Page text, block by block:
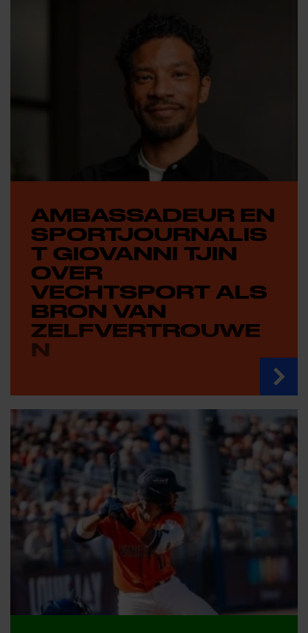
AMBASSADEUR EN
SPORTJOURNALIS
T GIOVANNI TJIN
OVER
VECHTSPORT ALS
BRON VAN
ZELFVERTROUWE
N